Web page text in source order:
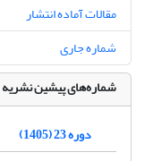
مقالات آماده انتشار
شماره جاری
شماره‌های پیشین نشریه
دوره 23 (1405)